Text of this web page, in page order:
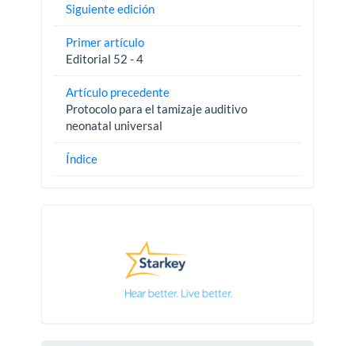
Siguiente edición
Primer artículo
Editorial 52 - 4
Artículo precedente
Protocolo para el tamizaje auditivo
neonatal universal
Índice